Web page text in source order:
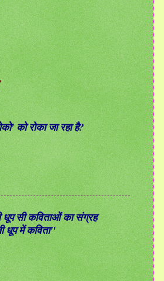
को रोका जा रहा है?
धूप सी कविताओं का संग्रह
धूप में कविता"